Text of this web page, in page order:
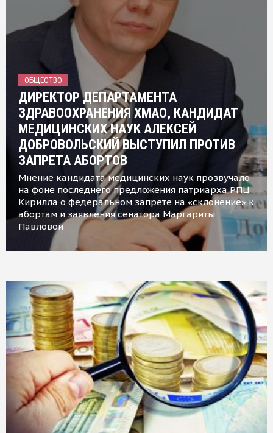
ОБЩЕСТВО
ДИРЕКТОР ДЕПАРТАМЕНТА
ЗДРАВООХРАНЕНИЯ ХМАО, КАНДИДАТ
МЕДИЦИНСКИХ НАУК АЛЕКСЕЙ
ДОБРОВОЛЬСКИЙ ВЫСТУПИЛ ПРОТИВ
ЗАПРЕТА АБОРТОВ
Мнение кандидата медицинских наук прозвучало
на фоне последнего предложения патриарха РПЦ
Кирилла о федеральном запрете на «склонение» к
абортам и заявления сенатора Маргариты
Павловой